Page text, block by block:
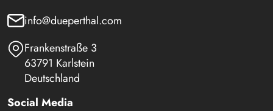
info@dueperthal.com
Frankenstraße 3
63791 Karlstein
Deutschland
Social Media